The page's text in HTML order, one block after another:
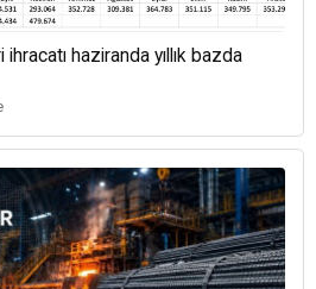
haziranda yıllık bazda